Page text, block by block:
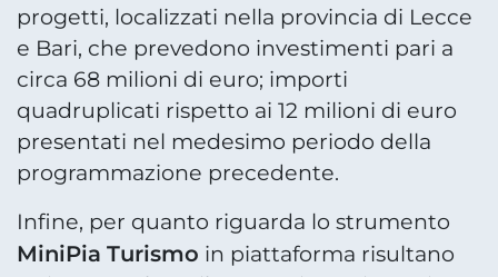
progetti, localizzati nella provincia di Lecce
e Bari, che prevedono investimenti pari a
circa 68 milioni di euro; importi
quadruplicati rispetto ai 12 milioni di euro
presentati nel medesimo periodo della
programmazione precedente.
Infine, per quanto riguarda lo strumento
MiniPia Turismo in piattaforma risultano